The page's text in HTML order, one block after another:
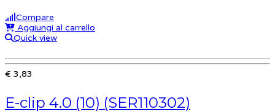
Compare
Aggiungi al carrello
Quick view
€ 3,83
E-clip 4.0 (10) (SER110302)